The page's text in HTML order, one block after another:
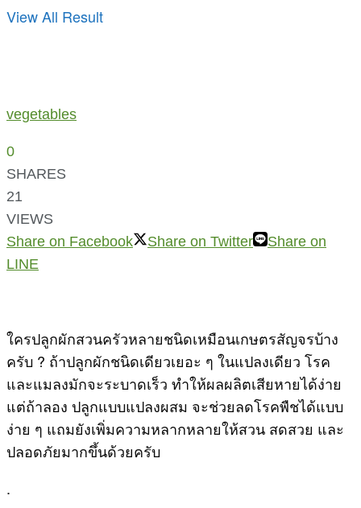
View All Result
vegetables
0
SHARES
21
VIEWS
Share on Facebook
Share on Twitter
Share on
LINE
ใครปลูกผักสวนครัวหลายชนิดเหมือนเกษตรสัญจรบ้าง
ครับ ? ถ้าปลูกผักชนิดเดียวเยอะ ๆ ในแปลงเดียว โรค
และแมลงมักจะระบาดเร็ว ทำให้ผลผลิตเสียหายได้ง่าย
แต่ถ้าลอง ปลูกแบบแปลงผสม จะช่วยลดโรคพืชได้แบบ
ง่าย ๆ แถมยังเพิ่มความหลากหลายให้สวน สดสวย และ
ปลอดภัยมากขึ้นด้วยครับ
.